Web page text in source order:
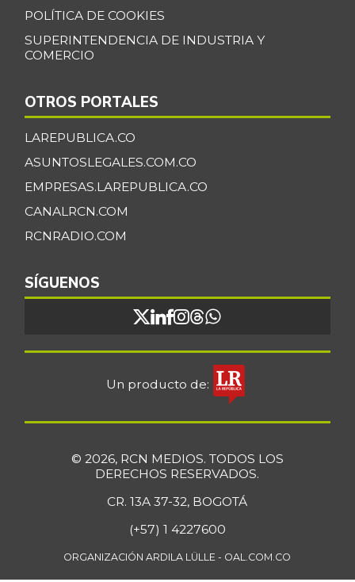
POLÍTICA DE COOKIES
SUPERINTENDENCIA DE INDUSTRIA Y
COMERCIO
OTROS PORTALES
LAREPUBLICA.CO
ASUNTOSLEGALES.COM.CO
EMPRESAS.LAREPUBLICA.CO
CANALRCN.COM
RCNRADIO.COM
SÍGUENOS
Un producto de:
© 2026, RCN MEDIOS. TODOS LOS
DERECHOS RESERVADOS.
CR. 13A 37-32, BOGOTÁ
(+57) 1 4227600
ORGANIZACIÓN ARDILA LÜLLE - OAL.COM.CO